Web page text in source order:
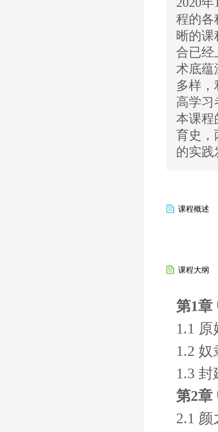
程的各
晰的课
合已经
术底蕴
多样
高学习
本课程
育史，
的实践
课程概述
课程大纲
第1章
1.1
1.2
1.3
第2章
2.1